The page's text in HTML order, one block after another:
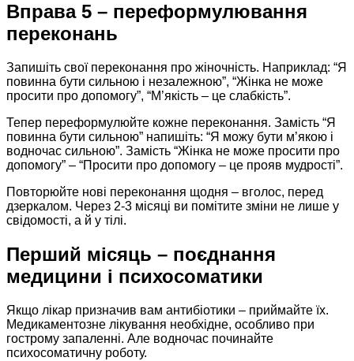
Вправа 5 – переформулювання
переконань
Запишіть свої переконання про жіночність. Наприклад: “Я
повинна бути сильною і незалежною”, “Жінка не може
просити про допомогу”, “М’якість – це слабкість”.
Тепер переформулюйте кожне переконання. Замість “Я
повинна бути сильною” напишіть: “Я можу бути м’якою і
водночас сильною”. Замість “Жінка не може просити про
допомогу” – “Просити про допомогу – це прояв мудрості”.
Повторюйте нові переконання щодня – вголос, перед
дзеркалом. Через 2-3 місяці ви помітите зміни не лише у
свідомості, а й у тілі.
Перший місяць – поєднання
медицини і психосоматики
Якщо лікар призначив вам антибіотики – приймайте їх.
Медикаментозне лікування необхідне, особливо при
гострому запаленні. Але водночас починайте
психосоматичну роботу.